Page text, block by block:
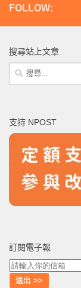
FOLLOW:
搜尋站上文章
搜
尋
字:
支持 NPOST
訂閱電子報